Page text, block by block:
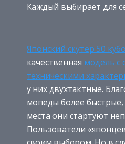
Каждый выбирает для
Японский скутер 50
качественная модель с
техническими
у них двухтактные.
мопеды более
места они стартуют
Пользователи